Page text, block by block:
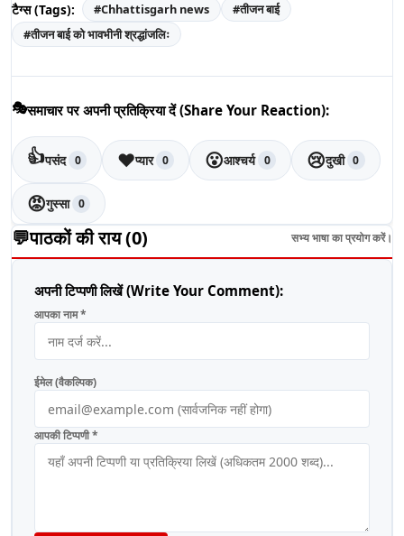
टैग्स (Tags): #Chhattisgarh news #तीजन बाई
#तीजन बाई को भावभीनी श्रद्धांजलिः
🎭समाचार पर अपनी प्रतिक्रिया दें (Share Your Reaction):
👍पसंद 0 ❤️प्यार 0 😮आश्चर्य 0 😢दुखी 0
😡गुस्सा 0
💬पाठकों की राय (0) सभ्य भाषा का प्रयोग करें।
अपनी टिप्पणी लिखें (Write Your Comment):
आपका नाम *
ईमेल (वैकल्पिक)
आपकी टिप्पणी *